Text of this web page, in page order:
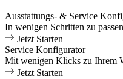
Ausstattungs- & Service
In wenigen Schritten zu
Jetzt Starten
Service Konfigurator
Mit wenigen Klicks zu Ihrem
Jetzt Starten